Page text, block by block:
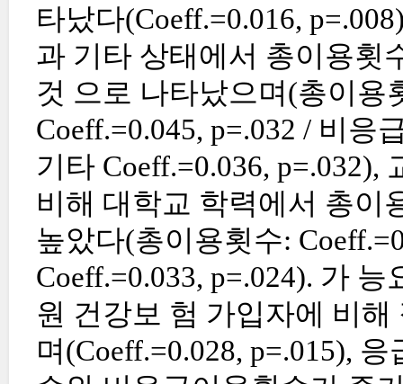
타났다(Coeff.=0.016,
과 기타 상태에서 총이용횟
것 으로 나타났으며(총이용
Coeff.=0.045, p=.032 / 비응
기타 Coeff.=0.036,
비해 대학교 학력에서 총이
높았다(총이용횟수:
Coeff.=0.033, p=.024). 가
원 건강보 험 가입자에 비
며(Coeff.=0.028, p=.015),